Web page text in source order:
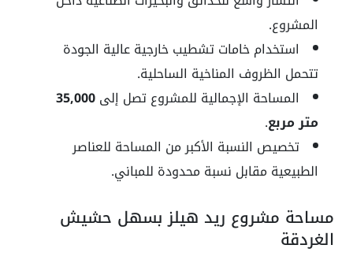
المشروع.
استخدام خامات تشطيب خارجية عالية الجودة
تتحمل الظروف المناخية الساحلية.
المساحة الإجمالية للمشروع تصل إلى35,000
متر مربع.
تخصيص النسبة الأكبر من المساحة للعناصر
الطبيعية مقابل نسبة محدودة للمباني.
مساحة مشروع ريد هيلز بسهل حشيش
الغردقة